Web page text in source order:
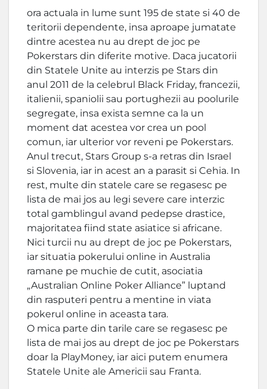
ora actuala in lume sunt 195 de state si 40 de
teritorii dependente, insa aproape jumatate
dintre acestea nu au drept de joc pe
Pokerstars din diferite motive. Daca jucatorii
din Statele Unite au interzis pe Stars din
anul 2011 de la celebrul Black Friday, francezii,
italienii, spaniolii sau portughezii au poolurile
segregate, insa exista semne ca la un
moment dat acestea vor crea un pool
comun, iar ulterior vor reveni pe Pokerstars.
Anul trecut, Stars Group s-a retras din Israel
si Slovenia, iar in acest an a parasit si Cehia. In
rest, multe din statele care se regasesc pe
lista de mai jos au legi severe care interzic
total gamblingul avand pedepse drastice,
majoritatea fiind state asiatice si africane.
Nici turcii nu au drept de joc pe Pokerstars,
iar situatia pokerului online in Australia
ramane pe muchie de cutit, asociatia
„Australian Online Poker Alliance” luptand
din rasputeri pentru a mentine in viata
pokerul online in aceasta tara.
O mica parte din tarile care se regasesc pe
lista de mai jos au drept de joc pe Pokerstars
doar la PlayMoney, iar aici putem enumera
Statele Unite ale Americii sau Franta.